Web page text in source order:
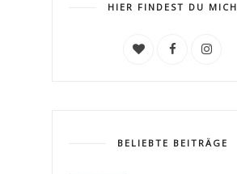
HIER FINDEST DU MICH
BELIEBTE BEITRÄGE